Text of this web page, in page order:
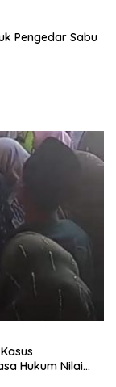
Pengedar Sabu
Hukum Nilai